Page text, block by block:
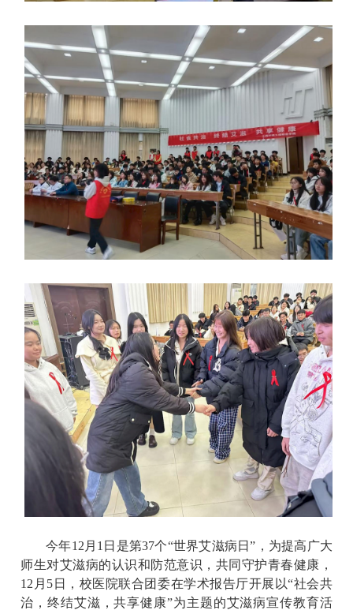
今年12月1日是第37个“世界艾滋病日”， 为提高广大
师生对艾滋病的认识和防范意识，共同守护青春健康 ，
12月5日， 校医院联合团委在学术报告厅开展以“社会共
治，终结艾滋，共享健康”为主题的艾滋病宣传教育活